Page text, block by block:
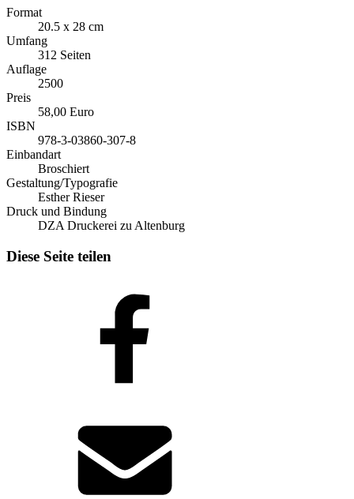
Format
20.5 x 28 cm
Umfang
312 Seiten
Auflage
2500
Preis
58,00 Euro
ISBN
978-3-03860-307-8
Einbandart
Broschiert
Gestaltung/Typografie
Esther Rieser
Druck und Bindung
DZA Druckerei zu Altenburg
Diese Seite teilen